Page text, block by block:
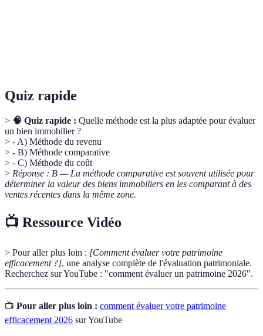
Quiz rapide
> 🧠 Quiz rapide : Quelle méthode est la plus adaptée pour évaluer
un bien immobilier ?
> - A) Méthode du revenu
> - B) Méthode comparative
> - C) Méthode du coût
> Réponse : B — La méthode comparative est souvent utilisée pour
déterminer la valeur des biens immobiliers en les comparant à des
ventes récentes dans la même zone.
📺 Ressource Vidéo
> Pour aller plus loin : [Comment évaluer votre patrimoine
efficacement ?], une analyse complète de l'évaluation patrimoniale.
Recherchez sur YouTube : "comment évaluer un patrimoine 2026".
📺 Pour aller plus loin : comment évaluer votre patrimoine
efficacement 2026 sur YouTube